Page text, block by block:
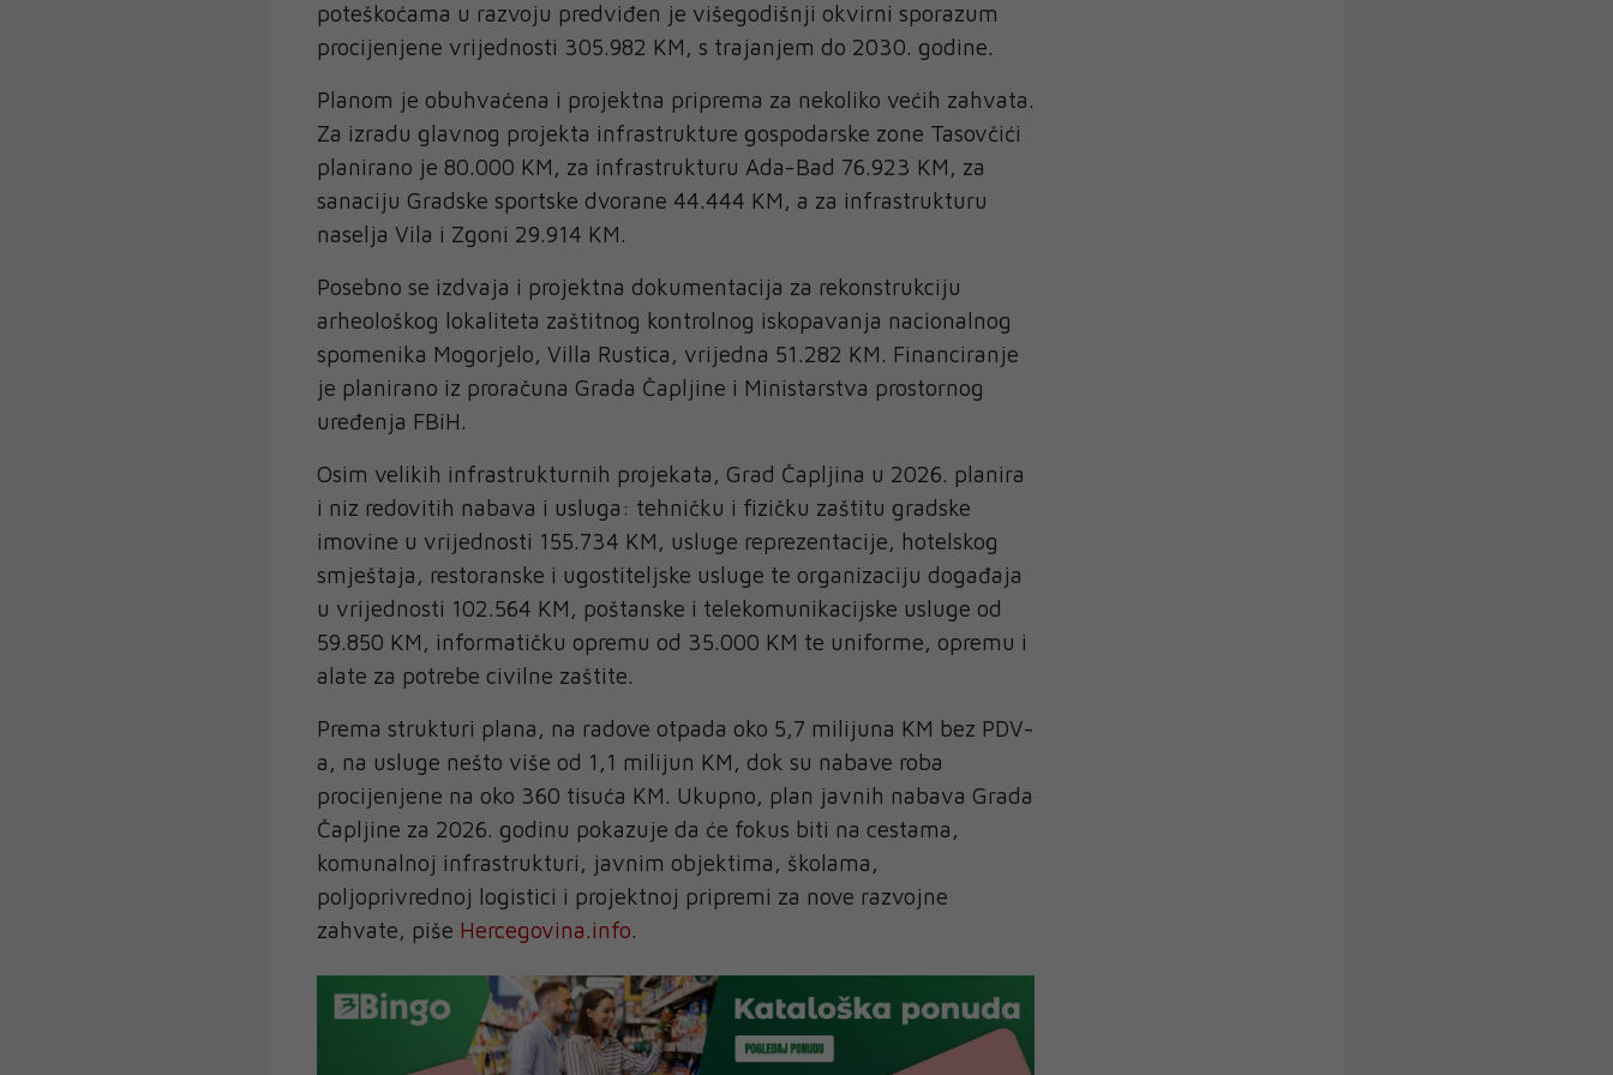
poteškoćama u razvoju predviđen je višegodišnji okvirni sporazum
procijenjene vrijednosti 305.982 KM, s trajanjem do 2030. godine.
Planom je obuhvaćena i projektna priprema za nekoliko većih zahvata.
Za izradu glavnog projekta infrastrukture gospodarske zone Tasovčići
planirano je 80.000 KM, za infrastrukturu Ada-Bad 76.923 KM, za
sanaciju Gradske sportske dvorane 44.444 KM, a za infrastrukturu
naselja Vila i Zgoni 29.914 KM.
Posebno se izdvaja i projektna dokumentacija za rekonstrukciju
arheološkog lokaliteta zaštitnog kontrolnog iskopavanja nacionalnog
spomenika Mogorjelo, Villa Rustica, vrijedna 51.282 KM. Financiranje
je planirano iz proračuna Grada Čapljine i Ministarstva prostornog
uređenja FBiH.
Osim velikih infrastrukturnih projekata, Grad Čapljina u 2026. planira
i niz redovitih nabava i usluga: tehničku i fizičku zaštitu gradske
imovine u vrijednosti 155.734 KM, usluge reprezentacije, hotelskog
smještaja, restoranske i ugostiteljske usluge te organizaciju događaja
u vrijednosti 102.564 KM, poštanske i telekomunikacijske usluge od
59.850 KM, informatičku opremu od 35.000 KM te uniforme, opremu i
alate za potrebe civilne zaštite.
Prema strukturi plana, na radove otpada oko 5,7 milijuna KM bez PDV-
a, na usluge nešto više od 1,1 milijun KM, dok su nabave roba
procijenjene na oko 360 tisuća KM. Ukupno, plan javnih nabava Grada
Čapljine za 2026. godinu pokazuje da će fokus biti na cestama,
komunalnoj infrastrukturi, javnim objektima, školama,
poljoprivrednoj logistici i projektnoj pripremi za nove razvojne
zahvate, piše Hercegovina.info.